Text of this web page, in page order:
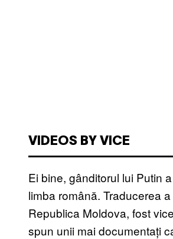
VIDEOS BY VICE
Ei bine, gânditorul lui Putin
limba română. Traducerea
Republica Moldova, fost
spun unii mai documentați